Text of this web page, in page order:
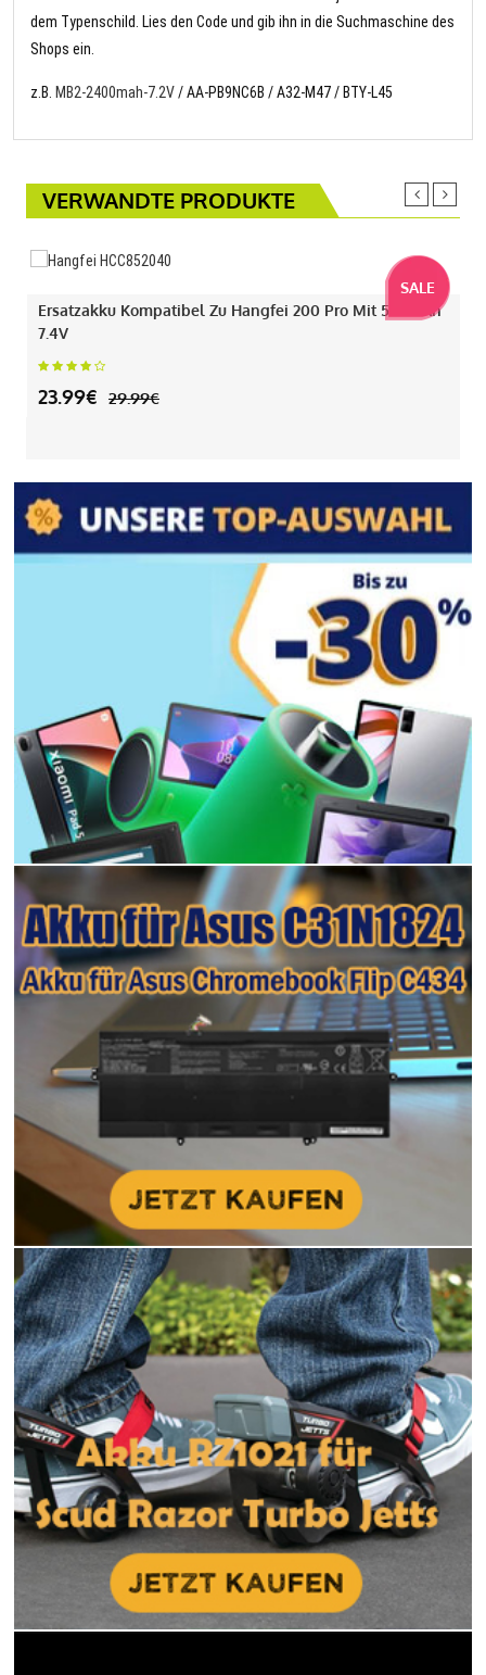
dem Typenschild. Lies den Code und gib ihn in die Suchmaschine des
Shops ein.
z.B. MB2-2400mah-7.2V/ AA-PB9NC6B / A32-M47 / BTY-L45
VERWANDTE PRODUKTE
SALE
Ersatzakku Kompatibel Zu Hangfei 200 Pro Mit 550mAh
7.4V
23.99€ 29.99€